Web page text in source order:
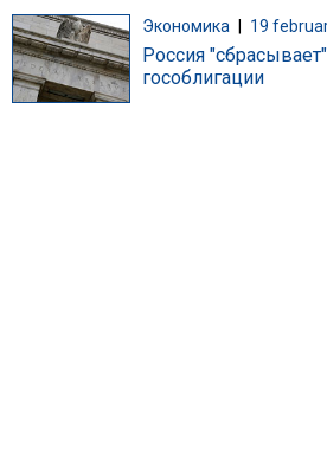
Экономика | 19
Россия
гособлигации